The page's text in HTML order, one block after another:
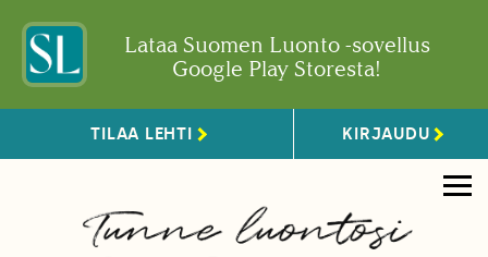
Lataa Suomen Luonto -sovellus
Google Play Storesta!
TILAA LEHTI KIRJAUDU